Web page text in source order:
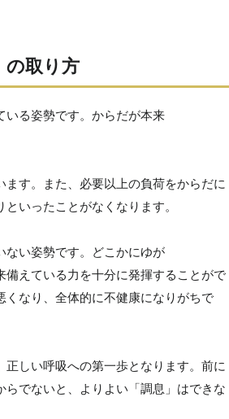
の取り方
る姿勢です。からだが本来
す。また、必要以上の負荷をからだに
いったことがなくなります。
い姿勢です。どこかにゆが
えている力を十分に発揮することがで
くなり、全体的に不健康になりがちで
しい呼吸への第一歩となります。前に
でないと、よりよい「調息」はできな